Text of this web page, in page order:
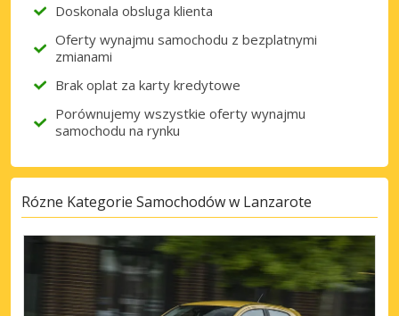
Doskonala obsluga klienta
Oferty wynajmu samochodu z bezplatnymi
zmianami
Brak oplat za karty kredytowe
Porównujemy wszystkie oferty wynajmu
samochodu na rynku
Rózne Kategorie Samochodów w Lanzarote